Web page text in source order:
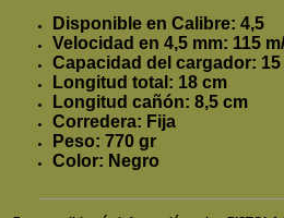
Disponible en Calibre: 4,5
Velocidad en 4,5 mm: 115
Capacidad del cargador:
Longitud total: 18 cm
Longitud cañón: 8,5 cm
Corredera: Fija
Peso: 770 gr
Color: Negro